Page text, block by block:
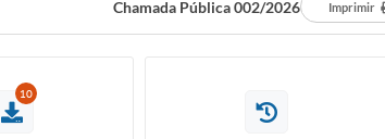
Chamada Pública 002/2026 Imprimir
10